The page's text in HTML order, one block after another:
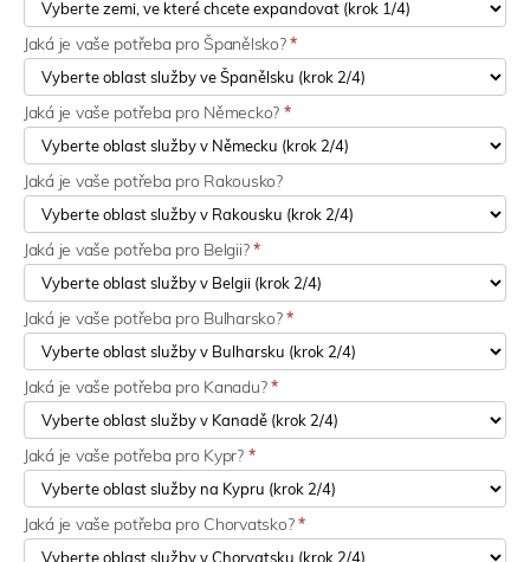
Jaká je vaše potřeba pro Španělsko?*
Jaká je vaše potřeba pro Německo? *
Jaká je vaše potřeba pro Rakousko?
Jaká je vaše potřeba pro Belgii?*
Jaká je vaše potřeba pro Bulharsko?*
Jaká je vaše potřeba pro Kanadu?*
Jaká je vaše potřeba pro Kypr? *
Jaká je vaše potřeba pro Chorvatsko?*